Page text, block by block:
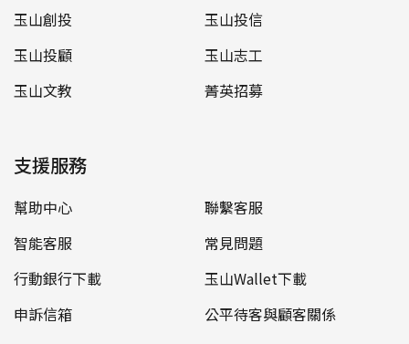
玉山創投
玉山投信
玉山投顧
玉山志工
玉山文教
菁英招募
支援服務
幫助中心
聯繫客服
智能客服
常見問題
行動銀行下載
玉山Wallet下載
申訴信箱
公平待客與顧客關係